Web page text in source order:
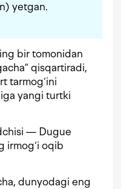
yetgan.
bir tomonidan
qisqartiradi,
tarmog‘ini
yangi turtki
— Dugue
irmog‘i oqib
dunyodagi eng